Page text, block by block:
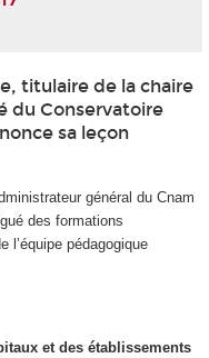
titulaire de la chaire
du Conservatoire
sa leçon
général du Cnam
des formations
l’équipe pédagogique
et des établissements